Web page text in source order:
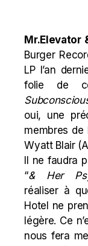
Mr.Elevator
Burger
LP l’an
folie de
oui, une
membres de
Wyatt Blair (
Il ne faudra
“& Her
réaliser à
Hotel ne
légère. Ce
nous fera